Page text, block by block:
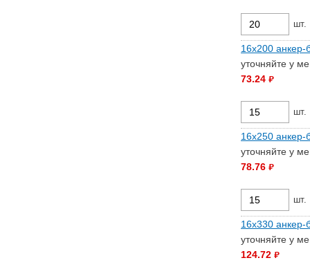
шт.
16х200 анкер-
уточняйте у
73.24 руб.
шт.
16х250 анкер-
уточняйте у
78.76 руб.
шт.
16х330 анкер-
уточняйте у
124.72 руб.